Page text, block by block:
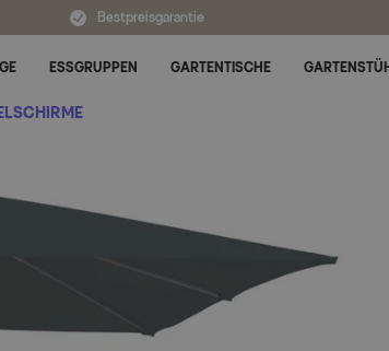
Bestpreisgarantie
ESSGRUPPEN GARTENTISCHE